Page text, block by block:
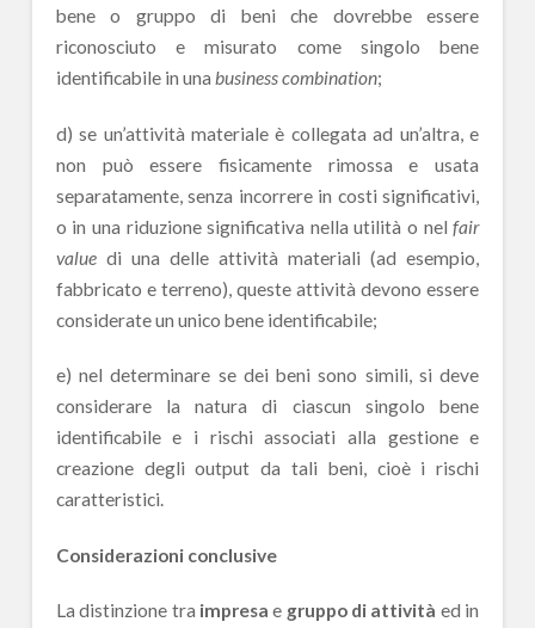
bene o gruppo di beni che dovrebbe essere
riconosciuto e misurato come singolo bene
identificabile in una business combination;
d) se un’attività materiale è collegata ad un’altra, e
non può essere fisicamente rimossa e usata
separatamente, senza incorrere in costi significativi,
o in una riduzione significativa nella utilità o nelfair
valuedi una delle attività materiali (ad esempio,
fabbricato e terreno), queste attività devono essere
considerate un unico bene identificabile;
e) nel determinare se dei beni sono simili, si deve
considerare la natura di ciascun singolo bene
identificabile e i rischi associati alla gestione e
creazione degli output da tali beni, cioè i rischi
caratteristici.
Considerazioni conclusive
La distinzione tra impresa e gruppo di attività ed in